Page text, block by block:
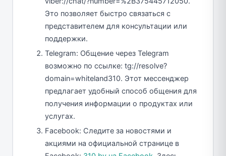
Это позволяет быстро связаться с
представителем для консультации или
поддержки.
Telegram: Общение через Telegram
возможно по ссылке: tg://resolve?
domain=whiteland310. Этот мессенджер
предлагает удобный способ общения для
получения информации о продуктах или
услугах.
Facebook: Следите за новостями и
акциями на официальной странице в